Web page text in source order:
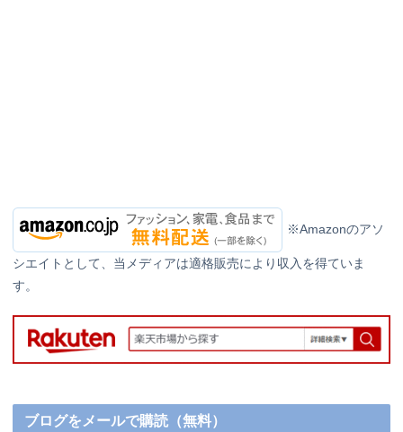
※Amazonのアソ
シエイトとして、当メディアは適格販売により収入を得ていま
す。
ブログをメールで購読（無料）